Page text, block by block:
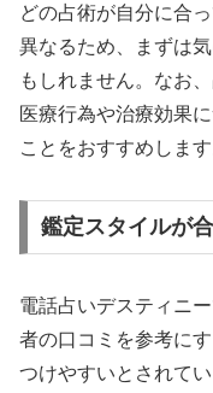
どの占術が自分に合
異なるため、まずは
もしれません。なお
医療行為や治療効果
ことをおすすめします
鑑定スタイルが
電話占いデスティニ
者の口コミを参考に
つけやすいとされて